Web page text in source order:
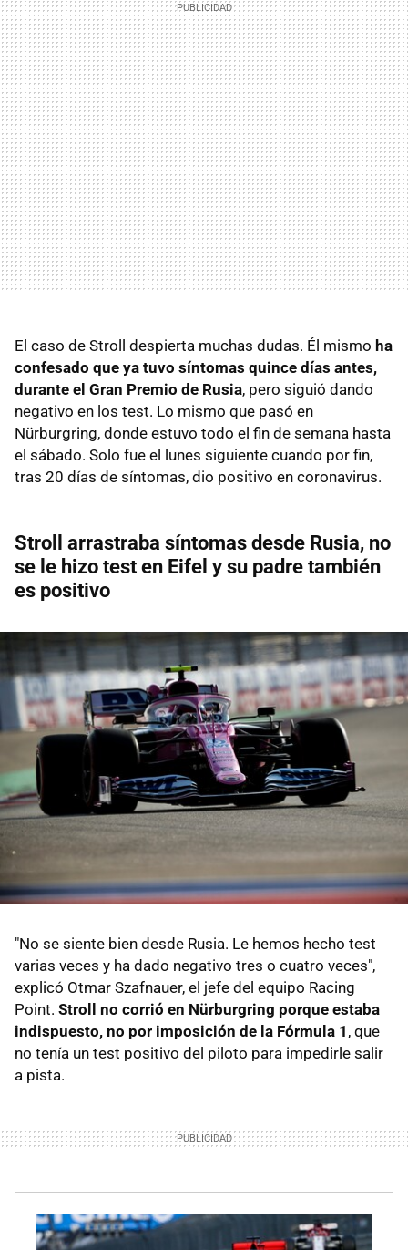
El caso de Stroll despierta muchas dudas. Él mismo ha
confesado que ya tuvo síntomas quince días antes,
durante el Gran Premio de Rusia, pero siguió dando
negativo en los test. Lo mismo que pasó en
Nürburgring, donde estuvo todo el fin de semana hasta
el sábado. Solo fue el lunes siguiente cuando por fin,
tras 20 días de síntomas, dio positivo en coronavirus.
Stroll arrastraba síntomas desde Rusia, no
se le hizo test en Eifel y su padre también
es positivo
"No se siente bien desde Rusia. Le hemos hecho test
varias veces y ha dado negativo tres o cuatro veces",
explicó Otmar Szafnauer, el jefe del equipo Racing
Point. Stroll no corrió en Nürburgring porque estaba
indispuesto, no por imposición de la Fórmula 1 , que
no tenía un test positivo del piloto para impedirle salir
a pista.